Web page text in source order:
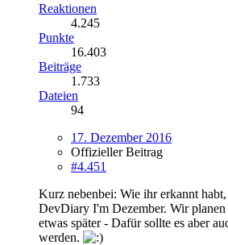
Reaktionen
4.245
Punkte
16.403
Beiträge
1.733
Dateien
94
17. Dezember 2016
Offizieller Beitrag
#4.451
Kurz nebenbei: Wie ihr erkannt
DevDiary I'm Dezember. Wir
etwas später - Dafür sollte es aber
werden.